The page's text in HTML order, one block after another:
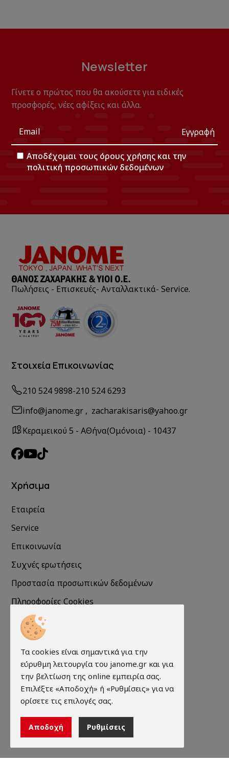
Newsletter
Γίνετε ο πρώτος που θα ακούσετε για ειδικές
προσφορές, νέες αφίξεις και άλλα.
Εγγραφή
Αποδέχομαι τους όρους χρήσης και την
πολιτική προσωπικών δεδομένων
Πωλήσεις - Επισκευές- Ανταλλακτικά- Service.
Στοιχεία Επικοινωνίας
210 524 9898-210 524 6293
info@janome.gr , zacharakisaris@yahoo.gr
Κεραμεικού 5 - ΑΘήνα(Ομόνοια) - 10437
Χρήσιμα
Εταιρεία
Service
Επικοινωνία
Συχνές ερωτήσεις
Προστασία προσωπικών δεδομένων
Πληροφορίες Cookies
Πληροφορίες
Τρόποι παραγγελίας
Τρόποι πληρωμής
Τρόποι αποστολής
Όροι χρήσης
Τα cookies είναι σημαντικά για την
εύρυθμη λειτουργία του janome.gr και για
την βελτίωση της online εμπειρία σας.
Επιλέξτε «Αποδοχή» ή «Ρυθμίσεις» για να
ορίσετε τις επιλογές σας.
Αποδοχή Ρυθμίσεις